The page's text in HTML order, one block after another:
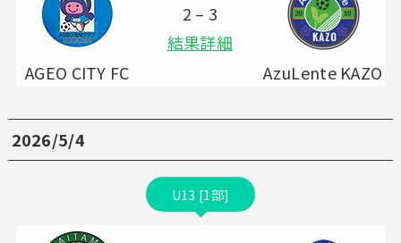
AGEO CITY FC
2 – 3
結果詳細
AzuLente KAZO
2026/5/4
U13 [1部]